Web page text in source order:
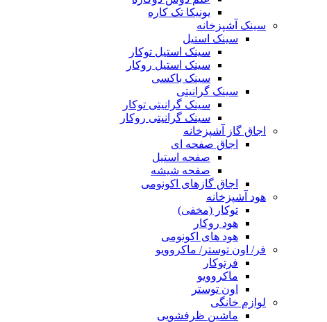
یونیکا تک کاره
سینک آشپزخانه
سینک استیل
سینک استیل توکار
سینک استیل روکار
سینک باکسی
سینک گرانیتی
سینک گرانیتی توکار
سینک گرانیتی روکار
اجاق گاز آشپزخانه
اجاق صفحه ای
صفحه استیل
صفحه شیشه
اجاق گازهای اکونومی
هود آشپزخانه
توکار (مخفی)
هود روکار
هود های اکونومی
فر/ اون توستر/ ماکروویو
فرتوکار
ماکروویو
اون توستر
لوازم خانگی
ماشین ظرفشویی